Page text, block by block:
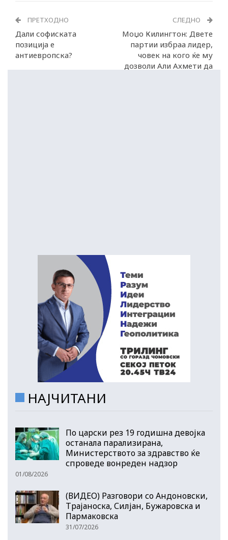
ПРЕТХОДНО
Дали софиската
позиција е
антиевропска?
СЛЕДНО
Moџо Килингтон: Двете
партии избраа лидер,
човек на кого ќе му
дозволи Али Ахмети да
НАЈЧИТАНИ
По царски рез 19 годишна девојка
останала парализирана,
Министерството за здравство ќе
спроведе вонреден надзор
01/08/2026
(ВИДЕО) Разговори со Андоновски,
Трајаноска, Силјан, Бужаровска и
Пармаковска
31/07/2026